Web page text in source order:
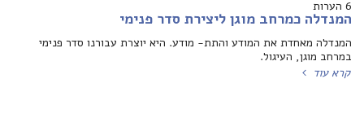
6 הערות
המנדלה כמרחב מוגן ליצירת סדר פנימי
המנדלה מאחדת את המודע והתת- מודע. היא יוצרת עבורנו סדר פנימי
במרחב מוגן, העיגול.
קרא עוד